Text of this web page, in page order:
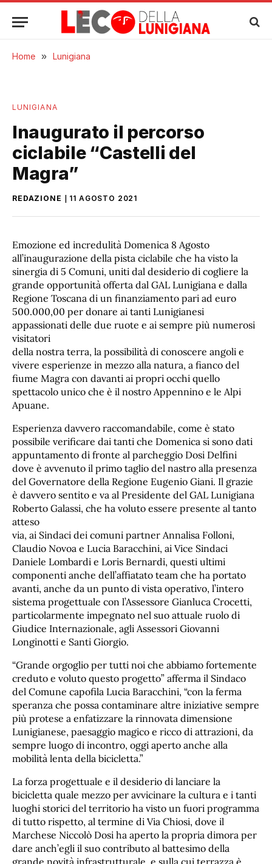
Home » Lunigiana
LUNIGIANA
Inaugurato il percorso
ciclabile “Castelli del
Magra”
REDAZIONE 11 AGOSTO 2021
Emozione ed incredulità Domenica 8 Agosto
all’inaugurazione della pista ciclabile che ha visto la
sinergia di 5 Comuni, uniti dal desiderio di cogliere la
grande opportunità offerta dal GAL Lunigiana e dalla
Regione Toscana di un finanziamento pari ad euro
500.000,00 per donare ai tanti Lunigianesi
appassionati delle due ruote e ai sempre più numerosi
visitatori
della nostra terra, la possibilità di conoscere angoli e
vivere esperienze in mezzo alla natura, a fianco del
fiume Magra con davanti ai propri occhi quello
spettacolo unico che è il nostro Appennino e le Alpi
Apuane.
Esperienza davvero raccomandabile, come è stato
possibile verificare dai tanti che Domenica si sono dati
appuntamento di fronte al parcheggio Dosi Delfini
dove è avvenuto il primo taglio del nastro alla presenza
del Governatore della Regione Eugenio Giani. Il grazie
è davvero sentito e va al Presidente del GAL Lunigiana
Roberto Galassi, che ha voluto essere presente al tanto
atteso
via, ai Sindaci dei comuni partner Annalisa Folloni,
Claudio Novoa e Lucia Baracchini, ai Vice Sindaci
Daniele Lombardi e Loris Bernardi, questi ultimi
componenti anche dell’affiatato team che ha portato
avanti, anche da un punto di vista operativo, l’intero
sistema progettuale con l’Assessore Gianluca Crocetti,
particolarmente impegnato nel suo attuale ruolo di
Giudice Internazionale, agli Assessori Giovanni
Longinotti e Santi Giorgio.
“Grande orgoglio per tutti noi che abbiamo fortemente
creduto e voluto questo progetto” afferma il Sindaco
del Comune capofila Lucia Baracchini, “con la ferma
speranza che possa contaminare altre iniziative sempre
più protese a enfatizzare la rinnovata dimensione
Lunigianese, paesaggio magico e ricco di attrazioni, da
sempre luogo di incontro, oggi aperto anche alla
mobilità lenta della bicicletta.”
La forza progettuale e il desiderio di lanciare la
bicicletta quale mezzo per avvicinare la cultura e i tanti
luoghi storici del territorio ha visto un fuori programma
di tutto rispetto, al termine di Via Chiosi, dove il
Marchese Niccolò Dosi ha aperto la propria dimora per
dare anch’egli il suo contributo al battesimo della
grande novità infrastrutturale, e sulla cui terrazza è